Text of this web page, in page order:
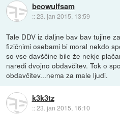
beowulfsam
::23. jan 2015, 13:59
Tale DDV iz daljne bav bav tujine
fizičnimi osebami bi moral nekdo
so vse davščine bile že nekje
naredi dvojno obdavčitev. Tok o
obdavčitev...nema za male ljudi.
k3k3tz
::23. jan 2015, 16:10